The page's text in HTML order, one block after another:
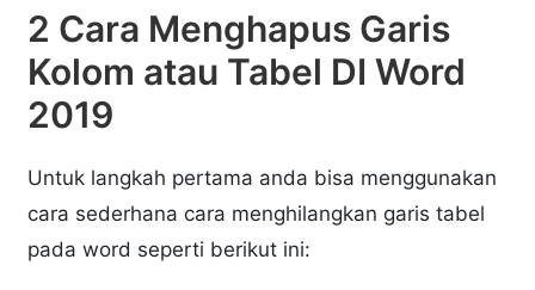
2 Cara Menghapus Garis
Kolom atau Tabel DI Word
2019
Untuk langkah pertama anda bisa menggunakan
cara sederhana cara menghilangkan garis tabel
pada word seperti berikut ini: